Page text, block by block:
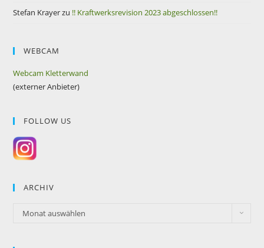
Stefan Krayerzu !! Kraftwerksrevision 2023 abgeschlossen!!
WEBCAM
Webcam Kletterwand
(externer Anbieter)
FOLLOW US
ARCHIV
Monat auswählen